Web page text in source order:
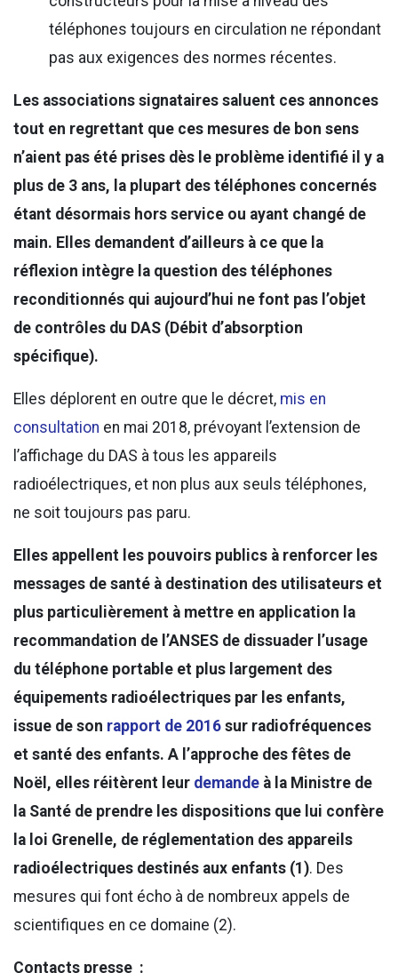
téléphones toujours en circulation ne répondant
pas aux exigences des normes récentes.
Les associations signataires saluent ces annonces
tout en regrettant que ces mesures de bon sens
n’aient pas été prises dès le problème identifié il y a
plus de 3 ans, la plupart des téléphones concernés
étant désormais hors service ou ayant changé de
main. Elles demandent d’ailleurs à ce que la
réflexion intègre la question des téléphones
reconditionnés qui aujourd’hui ne font pas l’objet
de contrôles du DAS (Débit d’absorption
spécifique).
Elles déplorent en outre que le décret, mis en
consultation en mai 2018, prévoyant l’extension de
l’affichage du DAS à tous les appareils
radioélectriques, et non plus aux seuls téléphones,
ne soit toujours pas paru.
Elles appellent les pouvoirs publics à renforcer les
messages de santé à destination des utilisateurs et
plus particulièrement à mettre en application la
recommandation de l’ANSES de dissuader l’usage
du téléphone portable et plus largement des
équipements radioélectriques par les enfants,
issue de son rapport de 2016 sur radiofréquences
et santé des enfants. A l’approche des fêtes de
Noël, elles réitèrent leur demande à la Ministre de
la Santé de prendre les dispositions que lui confère
la loi Grenelle, de réglementation des appareils
radioélectriques destinés aux enfants (1). Des
mesures qui font écho à de nombreux appels de
scientifiques en ce domaine (2).
Contacts presse :